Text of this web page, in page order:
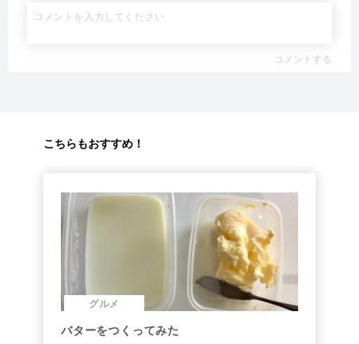
コメントする
こちらもおすすめ！
グルメ
バターをつくってみた